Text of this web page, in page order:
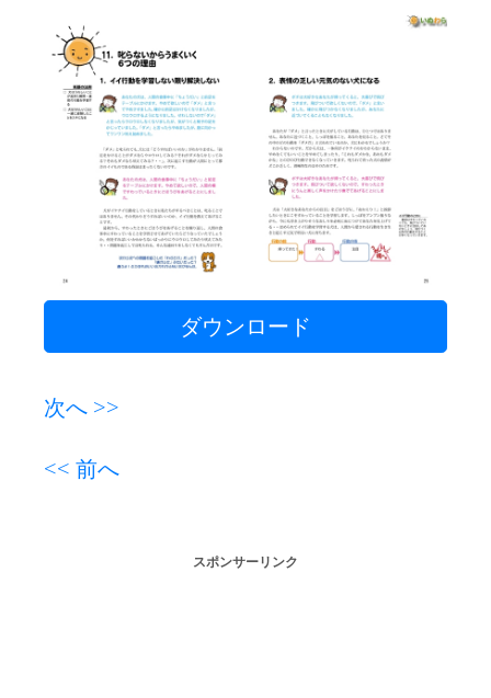
ダウンロード
次へ >>
<< 前へ
スポンサーリンク